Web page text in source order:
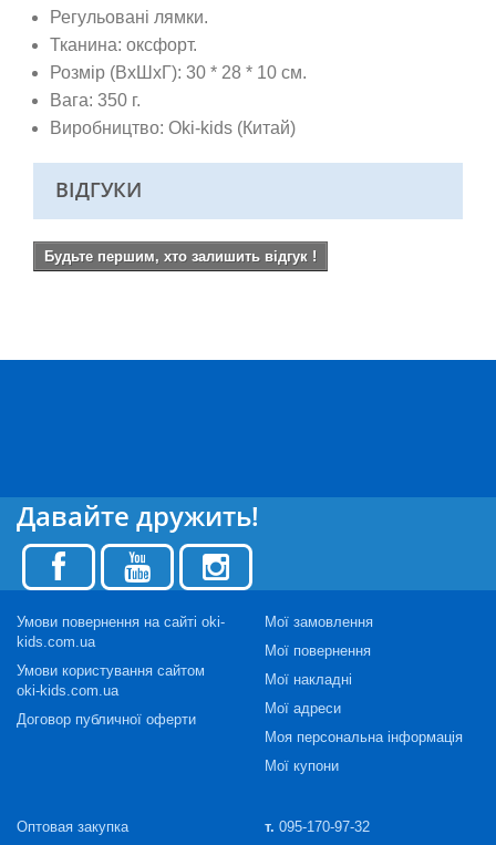
Регульовані лямки.
Тканина: оксфорт.
Розмір (ВхШхГ): 30 * 28 * 10 см.
Вага: 350 г.
Виробництво: Oki-kids (Китай)
ВІДГУКИ
Будьте першим, хто залишить відгук !
Давайте дружить!
Умови повернення на сайті oki-
kids.com.ua
Умови користування сайтом
oki-kids.com.ua
Договор публичної оферти
Мої замовлення
Мої повернення
Мої накладні
Мої адреси
Моя персональна інформація
Мої купони
Оптовая закупка т. 095-170-97-32